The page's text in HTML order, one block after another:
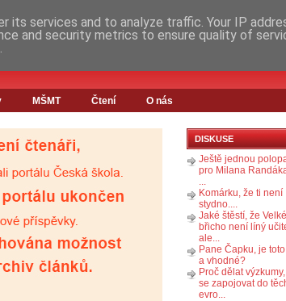
MŠMT Čtení O nás
DISKUSE
Ještě jednou
pro Milana
...
Komárku, že ti není
stydno....
Jaké štěstí, že Velké
břicho není líný
ale...
Pane Čapku, je
a vhodné?
Proč dělat
se zapojovat do
evro...
its services and to analyze traffic. Your IP
and security metrics to ensure quality of